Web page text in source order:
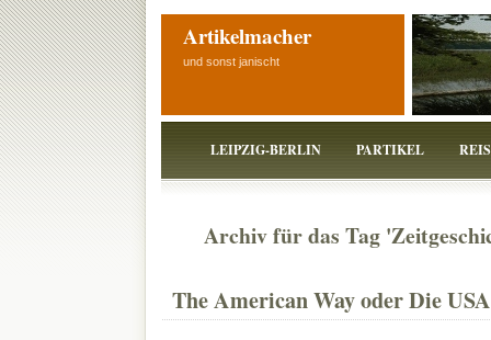
Artikelmacher
und sonst janischt
LEIPZIG-BERLIN PARTIKEL
Archiv für das Tag
The American Way oder Die